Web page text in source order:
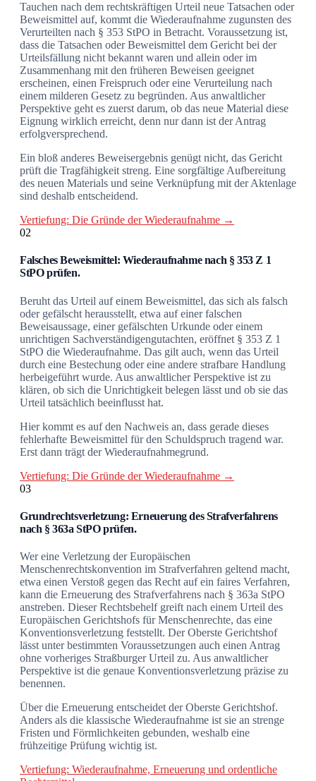
Tauchen nach dem rechtskräftigen Urteil neue Tatsachen oder
Beweismittel auf, kommt die Wiederaufnahme zugunsten des
Verurteilten nach § 353 StPO in Betracht. Voraussetzung ist,
dass die Tatsachen oder Beweismittel dem Gericht bei der
Urteilsfällung nicht bekannt waren und allein oder im
Zusammenhang mit den früheren Beweisen geeignet
erscheinen, einen Freispruch oder eine Verurteilung nach
einem milderen Gesetz zu begründen. Aus anwaltlicher
Perspektive geht es zuerst darum, ob das neue Material diese
Eignung wirklich erreicht, denn nur dann ist der Antrag
erfolgversprechend.
Ein bloß anderes Beweisergebnis genügt nicht, das Gericht
prüft die Tragfähigkeit streng. Eine sorgfältige Aufbereitung
des neuen Materials und seine Verknüpfung mit der Aktenlage
sind deshalb entscheidend.
Vertiefung: Die Gründe der Wiederaufnahme →
02
Falsches Beweismittel: Wiederaufnahme nach § 353 Z 1
StPO prüfen.
Beruht das Urteil auf einem Beweismittel, das sich als falsch
oder gefälscht herausstellt, etwa auf einer falschen
Beweisaussage, einer gefälschten Urkunde oder einem
unrichtigen Sachverständigengutachten, eröffnet § 353 Z 1
StPO die Wiederaufnahme. Das gilt auch, wenn das Urteil
durch eine Bestechung oder eine andere strafbare Handlung
herbeigeführt wurde. Aus anwaltlicher Perspektive ist zu
klären, ob sich die Unrichtigkeit belegen lässt und ob sie das
Urteil tatsächlich beeinflusst hat.
Hier kommt es auf den Nachweis an, dass gerade dieses
fehlerhafte Beweismittel für den Schuldspruch tragend war.
Erst dann trägt der Wiederaufnahmegrund.
Vertiefung: Die Gründe der Wiederaufnahme →
03
Grundrechtsverletzung: Erneuerung des Strafverfahrens
nach § 363a StPO prüfen.
Wer eine Verletzung der Europäischen
Menschenrechtskonvention im Strafverfahren geltend macht,
etwa einen Verstoß gegen das Recht auf ein faires Verfahren,
kann die Erneuerung des Strafverfahrens nach § 363a StPO
anstreben. Dieser Rechtsbehelf greift nach einem Urteil des
Europäischen Gerichtshofs für Menschenrechte, das eine
Konventionsverletzung feststellt. Der Oberste Gerichtshof
lässt unter bestimmten Voraussetzungen auch einen Antrag
ohne vorheriges Straßburger Urteil zu. Aus anwaltlicher
Perspektive ist die genaue Konventionsverletzung präzise zu
benennen.
Über die Erneuerung entscheidet der Oberste Gerichtshof.
Anders als die klassische Wiederaufnahme ist sie an strenge
Fristen und Förmlichkeiten gebunden, weshalb eine
frühzeitige Prüfung wichtig ist.
Vertiefung: Wiederaufnahme, Erneuerung und ordentliche